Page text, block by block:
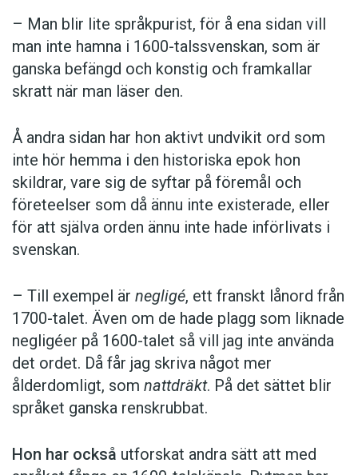
– Man blir lite språkpurist, för å ena sidan vill
man inte hamna i 1600-talssvenskan, som är
ganska befängd och konstig och framkallar
skratt när man läser den.
Å andra sidan har hon aktivt undvikit ord som
inte hör hemma i den historiska epok hon
skildrar, vare sig de syftar på föremål och
företeelser som då ännu inte existerade, eller
för att själva orden ännu inte hade införlivats i
svenskan.
– Till exempel är negligé, ett franskt lånord från
1700-talet. Även om de hade plagg som liknade
negligéer på 1600-talet så vill jag inte använda
det ordet. Då får jag skriva något mer
ålderdomligt, som nattdräkt. På det sättet blir
språket ganska renskrubbat.
Hon har också utforskat andra sätt att med